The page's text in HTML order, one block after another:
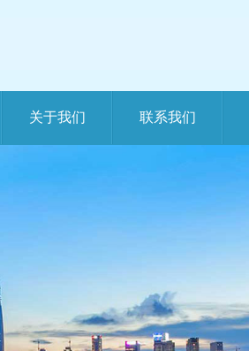
关于我们 联系我们